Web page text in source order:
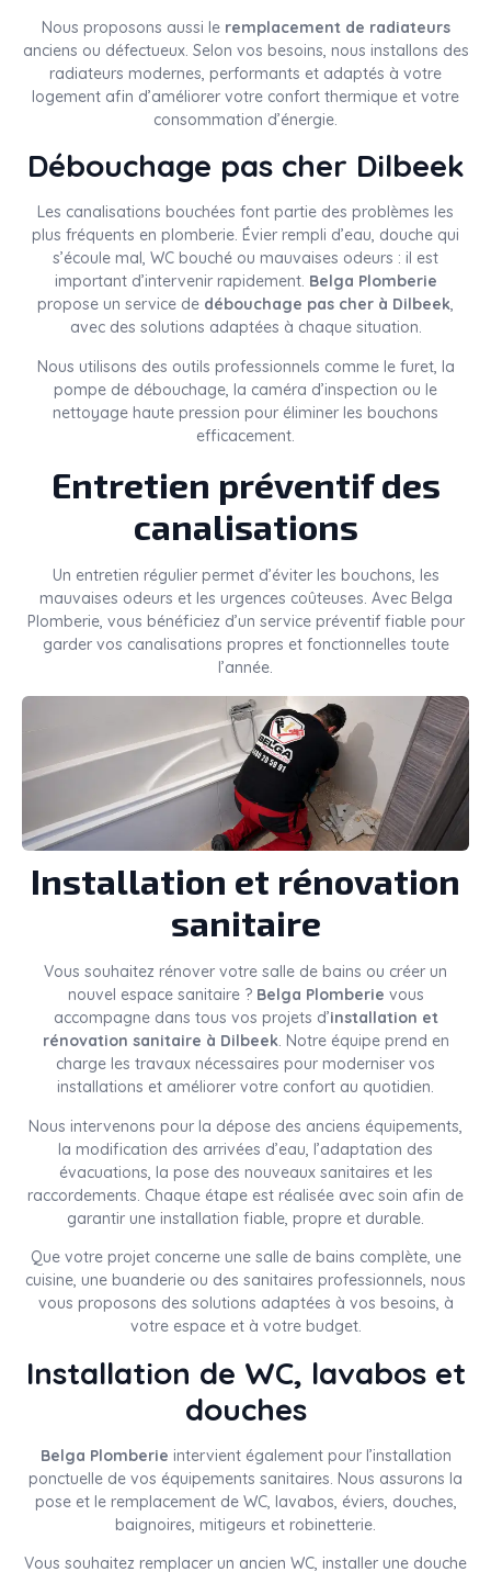
Nous proposons aussi le remplacement de radiateurs
anciens ou défectueux. Selon vos besoins, nous installons des
radiateurs modernes, performants et adaptés à votre
logement afin d’améliorer votre confort thermique et votre
consommation d’énergie.
Débouchage pas cher Dilbeek
Les canalisations bouchées font partie des problèmes les
plus fréquents en plomberie. Évier rempli d’eau, douche qui
s’écoule mal, WC bouché ou mauvaises odeurs : il est
important d’intervenir rapidement. Belga Plomberie
propose un service de débouchage pas cher à Dilbeek,
avec des solutions adaptées à chaque situation.
Nous utilisons des outils professionnels comme le furet, la
pompe de débouchage, la caméra d’inspection ou le
nettoyage haute pression pour éliminer les bouchons
efficacement.
Entretien préventif des
canalisations
Un entretien régulier permet d’éviter les bouchons, les
mauvaises odeurs et les urgences coûteuses. Avec Belga
Plomberie, vous bénéficiez d’un service préventif fiable pour
garder vos canalisations propres et fonctionnelles toute
l’année.
Installation et rénovation
sanitaire
Vous souhaitez rénover votre salle de bains ou créer un
nouvel espace sanitaire ? Belga Plomberie vous
accompagne dans tous vos projets d’installation et
rénovation sanitaire à Dilbeek. Notre équipe prend en
charge les travaux nécessaires pour moderniser vos
installations et améliorer votre confort au quotidien.
Nous intervenons pour la dépose des anciens équipements,
la modification des arrivées d’eau, l’adaptation des
évacuations, la pose des nouveaux sanitaires et les
raccordements. Chaque étape est réalisée avec soin afin de
garantir une installation fiable, propre et durable.
Que votre projet concerne une salle de bains complète, une
cuisine, une buanderie ou des sanitaires professionnels, nous
vous proposons des solutions adaptées à vos besoins, à
votre espace et à votre budget.
Installation de WC, lavabos et
douches
Belga Plomberie intervient également pour l’installation
ponctuelle de vos équipements sanitaires. Nous assurons la
pose et le remplacement de WC, lavabos, éviers, douches,
baignoires, mitigeurs et robinetterie.
Vous souhaitez remplacer un ancien WC, installer une douche